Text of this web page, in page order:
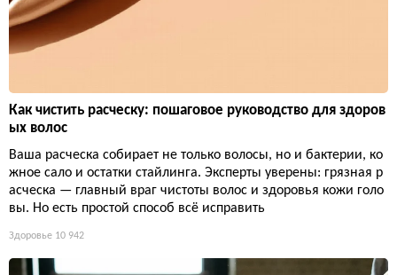
Как чистить расческу: пошаговое руководство для здоров
ых волос
Ваша расческа собирает не только волосы, но и бактерии, ко
жное сало и остатки стайлинга. Эксперты уверены: грязная р
асческа — главный враг чистоты волос и здоровья кожи голо
вы. Но есть простой способ всё исправить
Здоровье 10 942